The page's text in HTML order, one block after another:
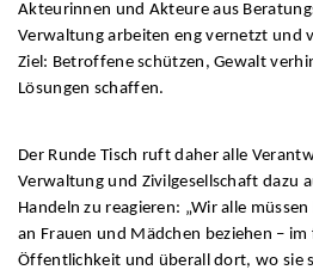
Akteurinnen und Akteure aus
Verwaltung arbeiten eng vernetzt und
Ziel: Betroffene schützen, Gewalt
Lösungen schaffen.
Der Runde Tisch ruft daher alle
Verwaltung und Zivilgesellschaft dazu
Handeln zu reagieren: „Wir alle
an Frauen und Mädchen beziehen –
Öffentlichkeit und überall dort, wo sie